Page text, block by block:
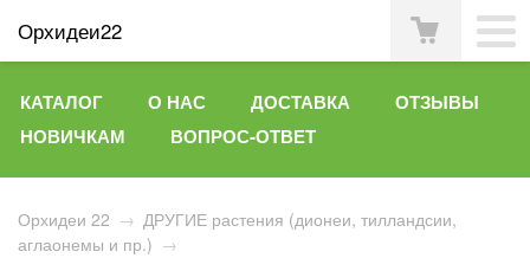
Орхидеи22
КАТАЛОГ О НАС ДОСТАВКА
ОТЗЫВЫ
НОВИЧКАМ
ВОПРОС-ОТВЕТ
Орхидеи 22 → ДРУГИЕ растения (дионеи, тилландсии,
аглаонемы и пр.) →